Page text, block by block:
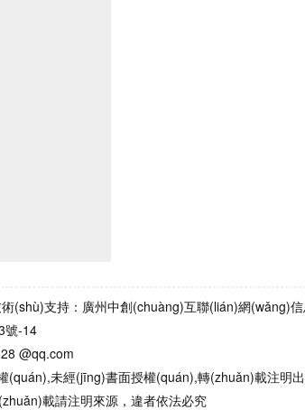
(shù)支持：廣州中創(chuàng)互聯(lián)網(wǎng)
號-14
@qq.com
(quán),未經(jīng)書面授權(quán),轉(zhuǎn)載注明
載請注明來源，違者依法必究